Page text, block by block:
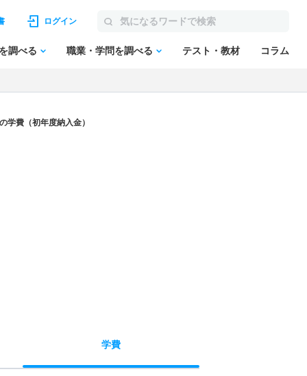
ログイン
調べる 職業・学問を調べる テスト・教材 コラム
学費（初年度納入金）
学費